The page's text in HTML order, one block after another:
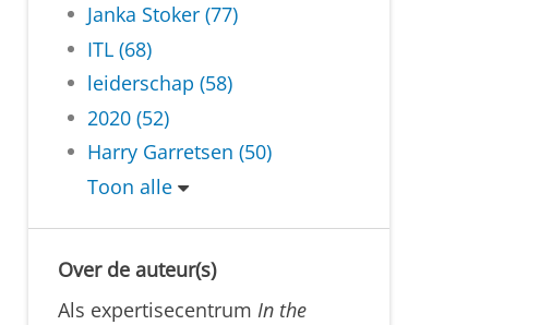
Janka Stoker (77)
ITL (68)
leiderschap (58)
2020 (52)
Harry Garretsen (50)
Toon alle
Over de auteur(s)
Als expertisecentrumIn the